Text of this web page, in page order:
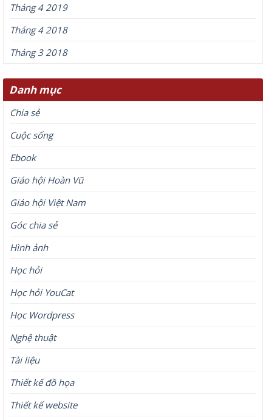
Tháng 4 2019
Tháng 4 2018
Tháng 3 2018
Danh mục
Chia sẻ
Cuộc sống
Ebook
Giáo hội Hoàn Vũ
Giáo hội Việt Nam
Góc chia sẻ
Hình ảnh
Học hỏi
Học hỏi YouCat
Học Wordpress
Nghệ thuật
Tài liệu
Thiết kế đồ họa
Thiết kế website